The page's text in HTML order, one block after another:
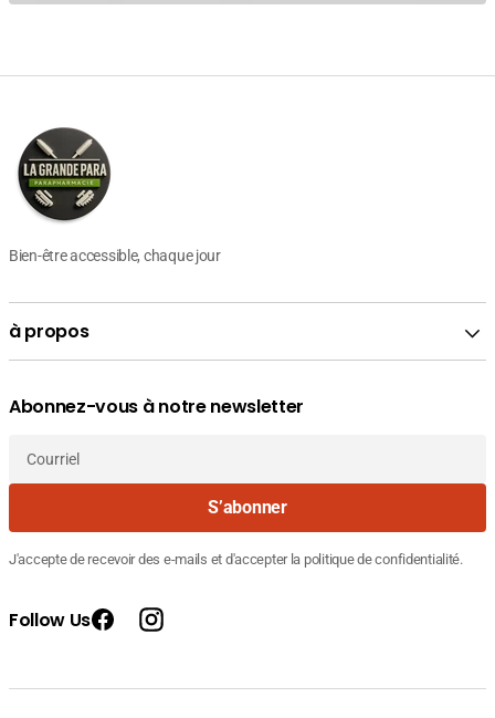
Bien-être accessible, chaque jour
à propos
Abonnez-vous à notre newsletter
Courriel
S’abonner
J'accepte de recevoir des e-mails et d'accepter la politique de confidentialité.
Follow Us FacebookInstagram